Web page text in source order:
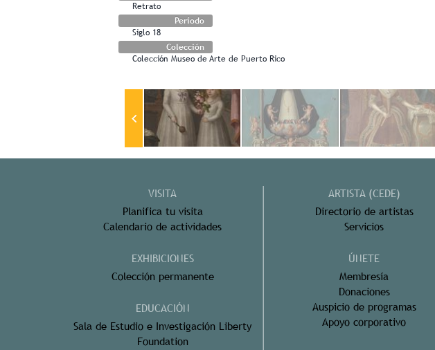
Retrato
Período
Siglo 18
Colección
Colección Museo de Arte de Puerto Rico
VISITA
Planifica tu visita
Calendario de actividades
EXHIBICIONES
Colección permanente
EDUCACIÓN
Sala de Estudio e Investigación Liberty
Foundation
ARTISTA (CEDE)
Directorio de artistas
Servicios
ÚNETE
Membresía
Donaciones
Auspicio de programas
Apoyo corporativo